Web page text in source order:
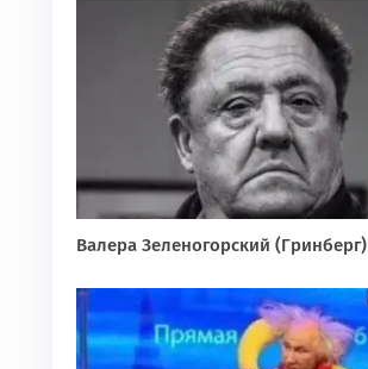
Валера Зеленогорский (Гринберг)